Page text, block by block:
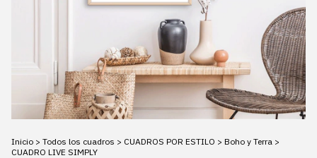
Inicio > Todos los cuadros > CUADROS POR ESTILO > Boho y Terra >
CUADRO LIVE SIMPLY